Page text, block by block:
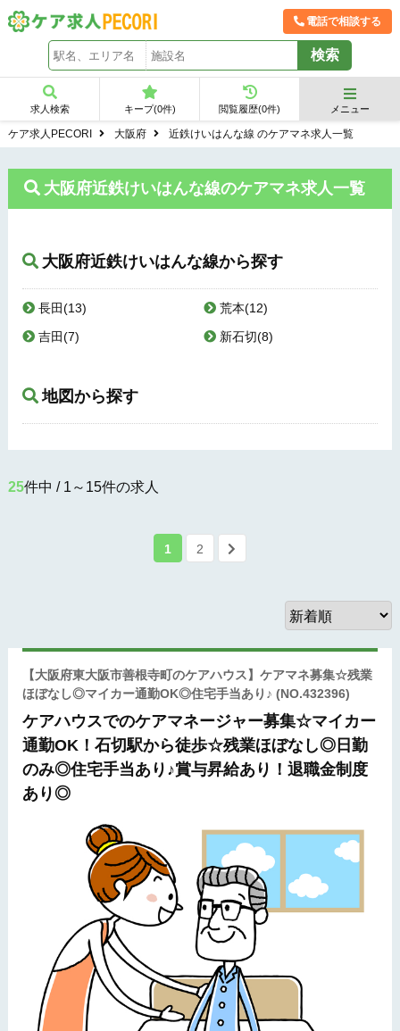
電話で相談する
求人検索 キープ(0件) 閲覧履歴(0件) メニュー
ケア求人PECORI 大阪府 近鉄けいはんな線 のケアマネ求人一覧
大阪府近鉄けいはんな線のケアマネ求人一覧
大阪府近鉄けいはんな線から探す
長田(13)
荒本(12)
吉田(7)
新石切(8)
地図から探す
25件中 / 1～15件の求人
1 2
【大阪府東大阪市善根寺町のケアハウス】ケアマネ募集☆残業
ほぼなし◎マイカー通勤OK◎住宅手当あり♪ (NO.432396)
ケアハウスでのケアマネージャー募集☆マイカー
通勤OK！石切駅から徒歩☆残業ほぼなし◎日勤
のみ◎住宅手当あり♪賞与昇給あり！退職金制度
あり◎